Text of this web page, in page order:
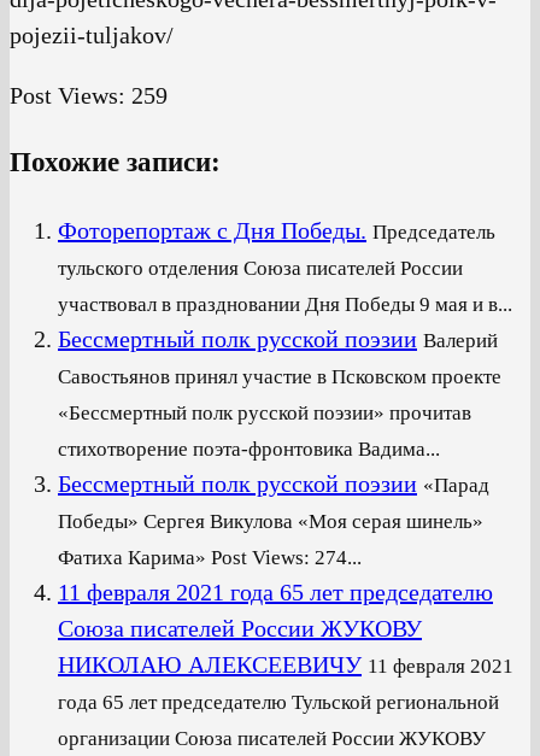
pojezii-tuljakov/
Post Views: 259
Похожие записи:
Фоторепортаж с Дня Победы. Председатель
тульского отделения Союза писателей России
участвовал в праздновании Дня Победы 9 мая и в...
Бессмертный полк русской поэзии Валерий
Савостьянов принял участие в Псковском проекте
«Бессмертный полк русской поэзии» прочитав
стихотворение поэта-фронтовика Вадима...
Бессмертный полк русской поэзии «Парад
Победы» Сергея Викулова «Моя серая шинель»
Фатиха Карима» Post Views: 274...
11 февраля 2021 года 65 лет председателю
Союза писателей России ЖУКОВУ
НИКОЛАЮ АЛЕКСЕЕВИЧУ 11 февраля 2021
года 65 лет председателю Тульской региональной
организации Союза писателей России ЖУКОВУ